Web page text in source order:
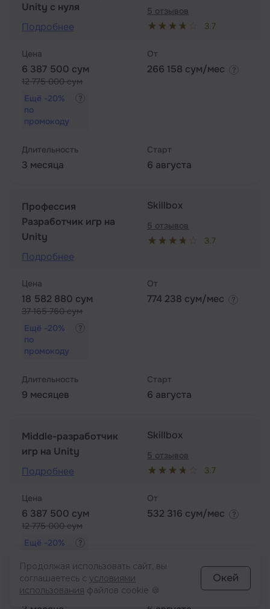
Unity с нуля
Подробнее
3.7
5 отзывов
Цена
6 387 500 сум
12 775 000 сум
Ещё
-20%
по
промокоду
От
266 158 сум/мес
Длительность
3 месяца
Старт
6 августа
Профессия
Разработчик игр на
Unity
Подробнее
Skillbox
3.7
5 отзывов
Цена
18 582 880 сум
37 165 760 сум
Ещё
-20%
по
промокоду
От
774 238 сум/мес
Длительность
9 месяцев
Старт
6 августа
Middle-разработчик
игр на Unity
Подробнее
Skillbox
3.7
5 отзывов
Цена
6 387 500 сум
12 775 000 сум
Ещё
-20%
промокоду
От
532 316 сум/мес
Длительность Старт
Продолжая использовать сайт, вы
соглашаетесь с условиями
использования файлов cookie 🍪
Окей